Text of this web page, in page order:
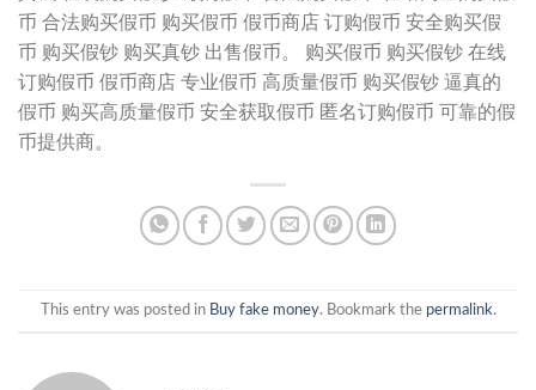
币 合法购买假币 购买假币 假币商店 订购假币 安全购买假
币 购买假钞 购买真钞 出售假币。 购买假币 购买假钞 在线
订购假币 假币商店 专业假币 高质量假币 购买假钞 逼真的
假币 购买高质量假币 安全获取假币 匿名订购假币 可靠的假
币提供商。
This entry was posted in Buy fake money. Bookmark the permalink.